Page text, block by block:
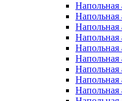
Напольная
Напольная
Напольная
Напольная
Напольная
Напольная
Напольная
Напольная
Напольная